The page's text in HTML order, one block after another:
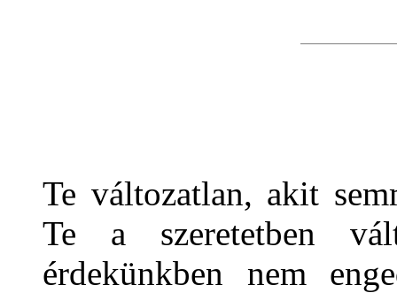
Te változatlan, akit
Te a szeretetben
érdekünkben nem